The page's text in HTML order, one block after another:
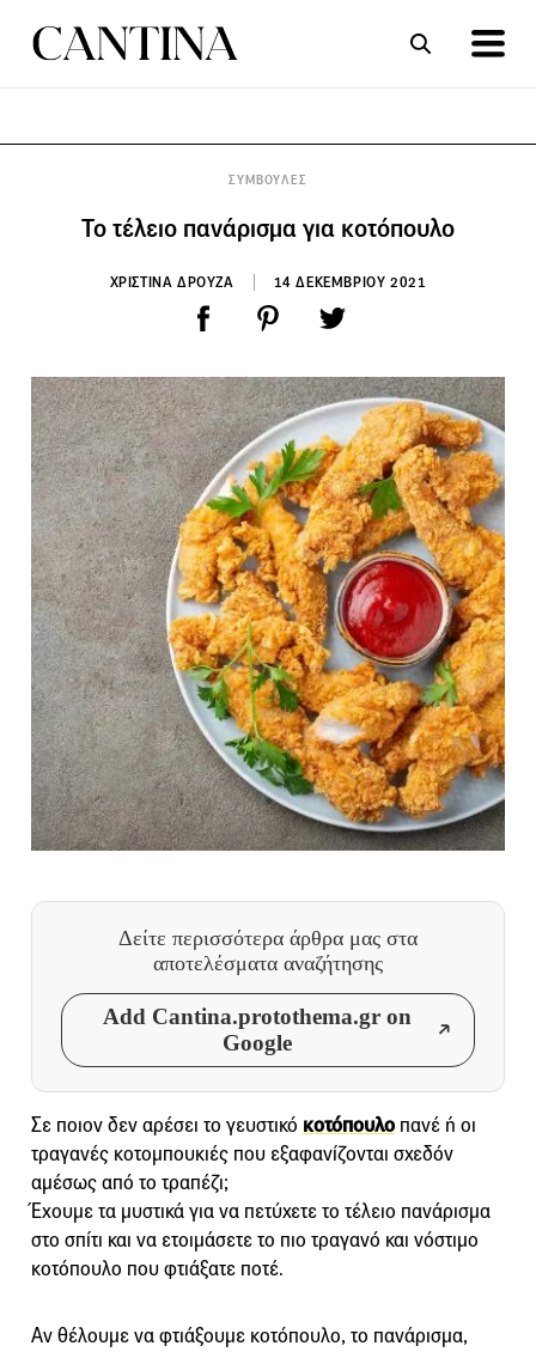
ΣΥΜΒΟΥΛΕΣ
Το τέλειο πανάρισμα για κοτόπουλο
ΧΡΙΣΤΙΝΑ ΔΡΟΥΖΑ 14 ΔΕΚΕΜΒΡΙΟΥ 2021
Δείτε περισσότερα άρθρα μας στα
αποτελέσματα αναζήτησης
Add Cantina.protothema.gr on
Google
Σε ποιον δεν αρέσει το γευστικό κοτόπουλο πανέ ή οι
τραγανές κοτομπουκιές που εξαφανίζονται σχεδόν
αμέσως από το τραπέζι;
Έχουμε τα μυστικά για να πετύχετε το τέλειο πανάρισμα
στο σπίτι και να ετοιμάσετε το πιο τραγανό και νόστιμο
κοτόπουλο που φτιάξατε ποτέ.
Αν θέλουμε να φτιάξουμε κοτόπουλο, το πανάρισμα,